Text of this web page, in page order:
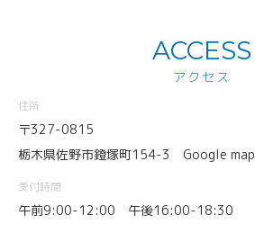
ACCESS
アクセス
住所
〒327-0815
栃木県佐野市鐙塚町154-3 Google map
受付時間
午前9:00-12:00 午後16:00-18:30